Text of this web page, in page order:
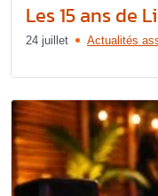
Les 15 ans de
24 juillet Actualités